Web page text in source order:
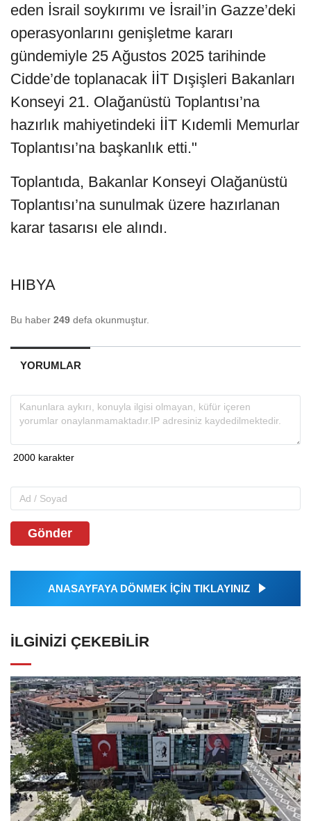
eden İsrail soykırımı ve İsrail’in Gazze’deki
operasyonlarını genişletme kararı
gündemiyle 25 Ağustos 2025 tarihinde
Cidde’de toplanacak İİT Dışişleri Bakanları
Konseyi 21. Olağanüstü Toplantısı’na
hazırlık mahiyetindeki İİT Kıdemli Memurlar
Toplantısı’na başkanlık etti."
Toplantıda, Bakanlar Konseyi Olağanüstü
Toplantısı’na sunulmak üzere hazırlanan
karar tasarısı ele alındı.
HIBYA
Bu haber 249 defa okunmuştur.
YORUMLAR
Gönder
ANASAYFAYA DÖNMEK İÇİN TIKLAYINIZ
İLGINIZI ÇEKEBILIR